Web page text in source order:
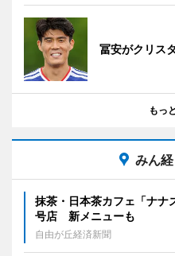
冨安がクリス
もっ
みん
抹茶・日本茶カフェ「ナナ
号店 新メニューも
自由が丘経済新聞